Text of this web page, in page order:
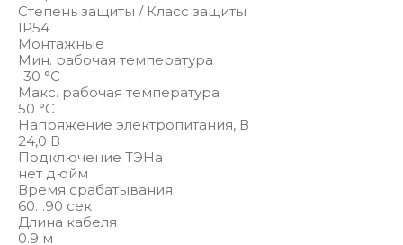
Степень защиты / Класс защиты
IP54
Монтажные
Мин. рабочая температура
-30 °С
Макс. рабочая температура
50 °С
Напряжение электропитания, В
24,0 В
Подключение ТЭНа
нет дюйм
Время срабатывания
60…90 сек
Длина кабеля
0.9 м